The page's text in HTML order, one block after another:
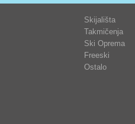
Skijališta
Takmičenja
Ski Oprema
Freeski
Ostalo